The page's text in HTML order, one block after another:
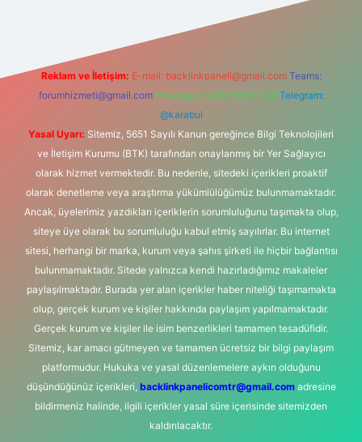
Reklam ve İletişim: E-mail: backlinkpaneli@gmail.com Teams:
forumhizmeti@gmail.com Whatsapp: 0262 606 0 726 Telegram:
@karabul
Yasal Uyarı: Sitemiz, 5651 Sayılı Kanun gereğince Bilgi Teknolojileri
ve İletişim Kurumu (BTK) tarafından onaylanmış bir Yer Sağlayıcı
olarak hizmet vermektedir. Bu nedenle, sitedeki içerikleri proaktif
olarak denetleme veya araştırma yükümlülüğümüz bulunmamaktadır.
Ancak, üyelerimiz yazdıkları içeriklerin sorumluluğunu taşımakta olup,
siteye üye olarak bu sorumluluğu kabul etmiş sayılırlar. Bu internet
sitesi, herhangi bir marka, kurum veya şahıs şirketi ile hiçbir bağlantısı
bulunmamaktadır. Sitede yalnızca kendi hazırladığımız makaleler
paylaşılmaktadır. Burada yer alan içerikler haber niteliği taşımamakta
olup, gerçek kurum ve kişiler hakkında paylaşım yapılmamaktadır.
Gerçek kurum ve kişiler ile isim benzerlikleri tamamen tesadüfidir.
Sitemiz, kar amacı gütmeyen ve tamamen ücretsiz bir bilgi paylaşım
platformudur. Hukuka ve yasal düzenlemelere aykırı olduğunu
düşündüğünüz içerikleri, backlinkpanelicomtr@gmail.comadresine
bildirmeniz halinde, ilgili içerikler yasal süre içerisinde sitemizden
kaldırılacaktır.